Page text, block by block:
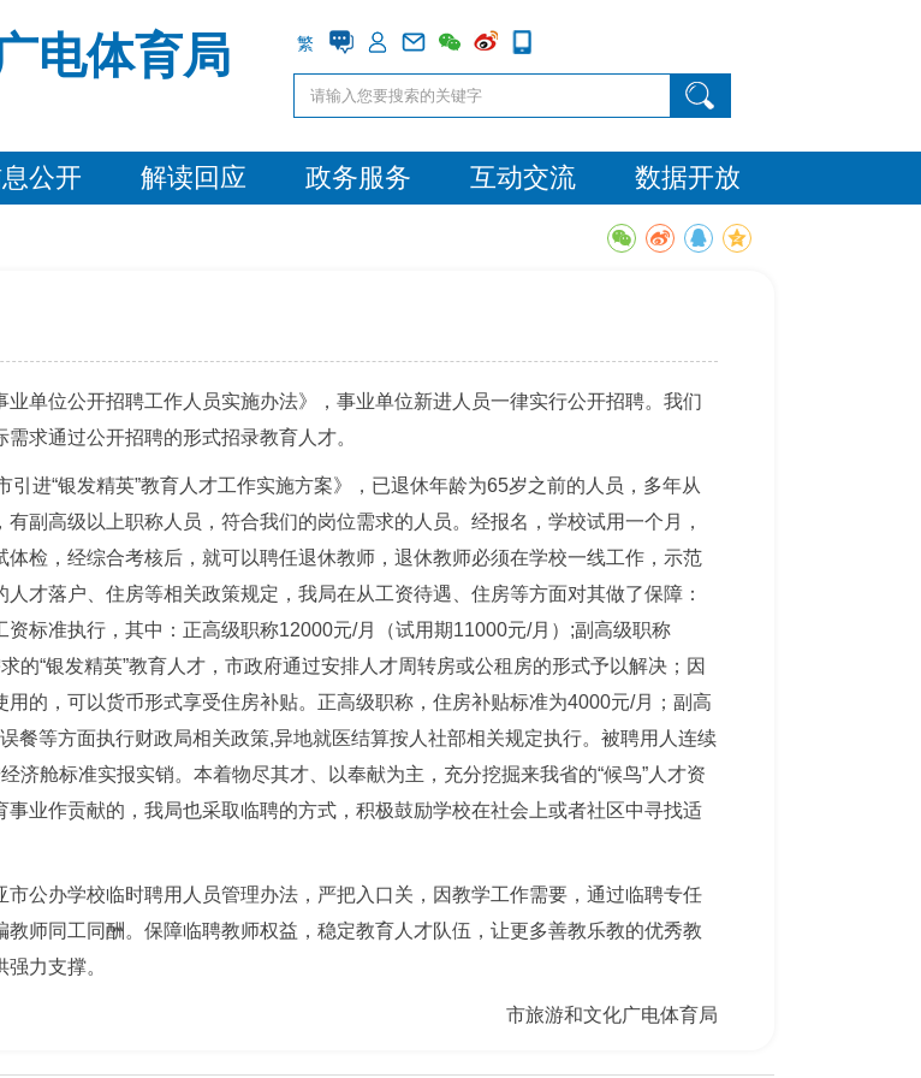
电体育局 繁
公开 解读回应 政务服务 互动交流 数据开放
单位公开招聘工作人员实施办法》，事业单位新进人员一律实行公开招聘。我们
求通过公开招聘的形式招录教育人才。
进“银发精英”教育人才工作实施方案》，已退休年龄为65岁之前的人员，多年从
副高级以上职称人员，符合我们的岗位需求的人员。经报名，学校试用一个月，
检，经综合考核后，就可以聘任退休教师，退休教师必须在学校一线工作，示范
才落户、住房等相关政策规定，我局在从工资待遇、住房等方面对其做了保障：
标准执行，其中：正高级职称12000元/月（试用期11000元/月）;副高级职称
的“银发精英”教育人才，市政府通过安排人才周转房或公租房的形式予以解决；因
的，可以货币形式享受住房补贴。正高级职称，住房补贴标准为4000元/月；副高
餐等方面执行财政局相关政策,异地就医结算按人社部相关规定执行。被聘用人连续
济舱标准实报实销。本着物尽其才、以奉献为主，充分挖掘来我省的“候鸟”人才资
业作贡献的，我局也采取临聘的方式，积极鼓励学校在社会上或者社区中寻找适
公办学校临时聘用人员管理办法，严把入口关，因教学工作需要，通过临聘专任
师同工同酬。保障临聘教师权益，稳定教育人才队伍，让更多善教乐教的优秀教
力支撑。
市旅游和文化广电体育局